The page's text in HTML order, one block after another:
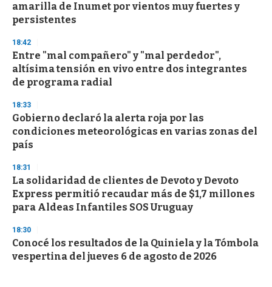
amarilla de Inumet por vientos muy fuertes y
persistentes
18:42
Entre "mal compañero" y "mal perdedor",
altísima tensión en vivo entre dos integrantes
de programa radial
18:33
Gobierno declaró la alerta roja por las
condiciones meteorológicas en varias zonas del
país
18:31
La solidaridad de clientes de Devoto y Devoto
Express permitió recaudar más de $1,7 millones
para Aldeas Infantiles SOS Uruguay
18:30
Conocé los resultados de la Quiniela y la Tómbola
vespertina del jueves 6 de agosto de 2026